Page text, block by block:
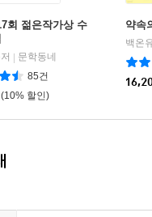
회 젊은작가상 수
문학동네
85건
(10% 할인)
약속
백온